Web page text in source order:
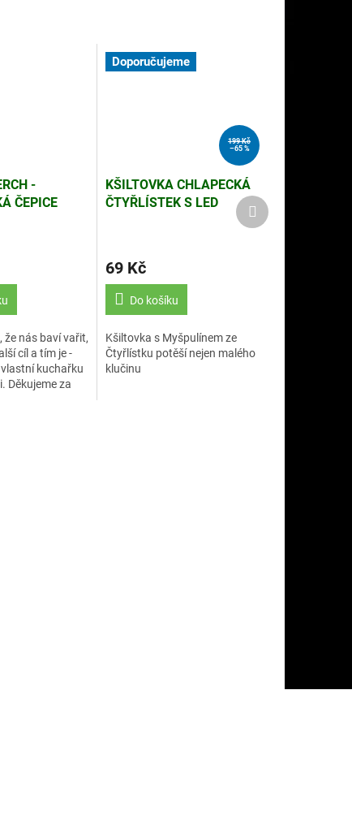
-
ČEPICE
že nás baví vařit,
cíl a tím je -
kuchařku
Děkujeme za
Doporučujeme
199 Kč
–65 %
KŠILTOVKA CHLAPECKÁ
ČTYŘLÍSTEK S LED
69 Kč
Do košíku
Kšiltovka s Myšpulínem ze
Čtyřlístku potěší nejen malého
klučinu
Další
produkt